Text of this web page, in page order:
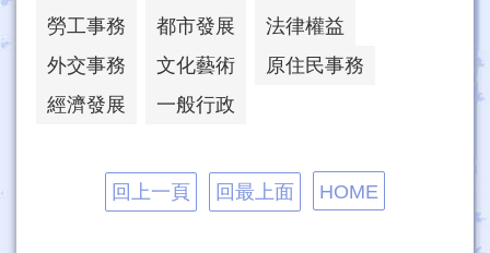
勞工事務
都市發展
法律權益
外交事務
文化藝術
原住民事務
經濟發展
一般行政
回上一頁 回最上面 HOME